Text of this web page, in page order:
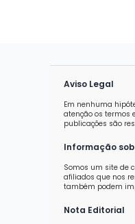
Aviso Legal
Em nenhuma
atenção os termos
publicações são
Informação
Somos um site de
afiliados que nos
também podem
Nota Editorial